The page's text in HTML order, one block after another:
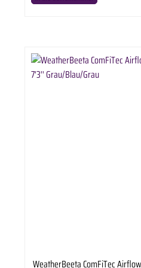
dass eine größere Bewegungsfreiheit möglich
WeatherBeeta ComFiTec